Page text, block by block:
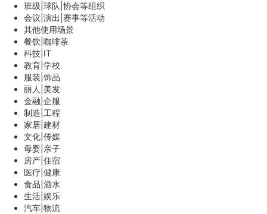
班级|球队|协会等组织
会议|演出|赛事等活动
其他使用场景
餐饮|咖啡茶
科技|IT
教育|学校
服装|饰品
丽人|美发
金融|企服
制造|工程
家居|建材
文化|传媒
母婴|亲子
房产|住宿
医疗|健康
食品|酒水
生活|娱乐
汽车|物流